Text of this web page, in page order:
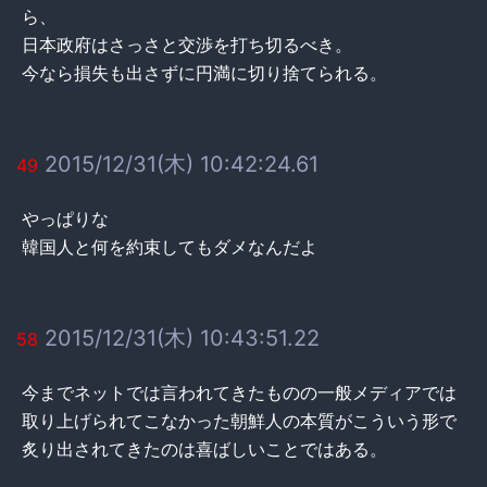
ら、
日本政府はさっさと交渉を打ち切るべき。
今なら損失も出さずに円満に切り捨てられる。
49 2015/12/31(木) 10:42:24.61
やっぱりな
韓国人と何を約束してもダメなんだよ
58 2015/12/31(木) 10:43:51.22
今までネットでは言われてきたものの一般メディアでは
取り上げられてこなかった朝鮮人の本質がこういう形で
炙り出されてきたのは喜ばしいことではある。